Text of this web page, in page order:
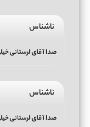
ناشناس
صدا آقای لرستانی
ناشناس
صدا آقای لرستانی